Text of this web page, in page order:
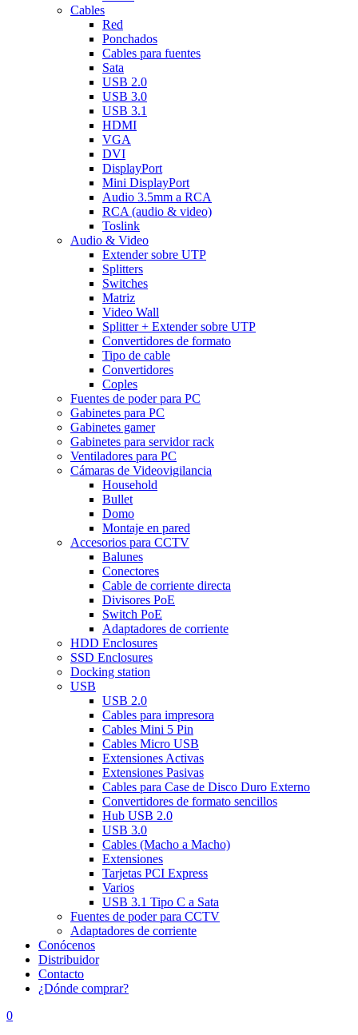
Cables
Red
Ponchados
Cables para fuentes
Sata
USB 2.0
USB 3.0
USB 3.1
HDMI
VGA
DVI
DisplayPort
Mini DisplayPort
Audio 3.5mm a RCA
RCA (audio & video)
Toslink
Audio & Video
Extender sobre UTP
Splitters
Switches
Matriz
Video Wall
Splitter + Extender sobre UTP
Convertidores de formato
Tipo de cable
Convertidores
Coples
Fuentes de poder para PC
Gabinetes para PC
Gabinetes gamer
Gabinetes para servidor rack
Ventiladores para PC
Cámaras de Videovigilancia
Household
Bullet
Domo
Montaje en pared
Accesorios para CCTV
Balunes
Conectores
Cable de corriente directa
Divisores PoE
Switch PoE
Adaptadores de corriente
HDD Enclosures
SSD Enclosures
Docking station
USB
USB 2.0
Cables para impresora
Cables Mini 5 Pin
Cables Micro USB
Extensiones Activas
Extensiones Pasivas
Cables para Case de Disco Duro Externo
Convertidores de formato sencillos
Hub USB 2.0
USB 3.0
Cables (Macho a Macho)
Extensiones
Tarjetas PCI Express
Varios
USB 3.1 Tipo C a Sata
Fuentes de poder para CCTV
Adaptadores de corriente
Conócenos
Distribuidor
Contacto
¿Dónde comprar?
0